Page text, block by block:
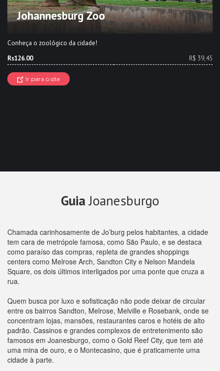
Johannesburg Zoo
Conheça o zoológico da cidade!
Rs126.00
R$ 39,45
Ir para o site
Guia Joanesburgo
Chamada carinhosamente de Jo’burg pelos habitantes, a cidade
tem cara de metrópole famosa, como São Paulo, e se destaca
como paraíso das compras, repleta de grandes shoppings
centers como Melrose Arch, Sandton City e Nelson Mandela
Square, os dois últimos interligados por uma ponte que cruza a
rua.
Quem busca por luxo e sofisticação não pode deixar de circular
entre os bairros Sandton, Melrose, Melville e Rosebank, onde se
concentram lojas, mansões, restaurantes caros e hotéis de alto
padrão. Cassinos e grandes complexos de entretenimento são
famosos em Joanesburgo, como o Gold Reef City, que tem até
uma mina de ouro, e o Montecasino, que é praticamente uma
cidade à parte.